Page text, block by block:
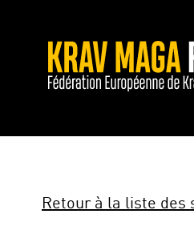
Retour à la liste des